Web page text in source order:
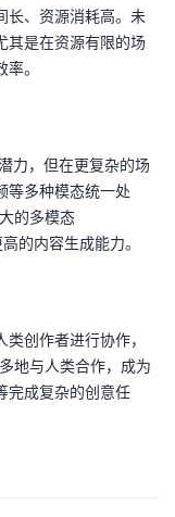
长、资源消耗高。未
其是在资源有限的场
。
力，但在更复杂的场
等多种模态统一处
的多模态
的内容生成能力。
创作者进行协作，
地与人类合作，成为
完成复杂的创意任